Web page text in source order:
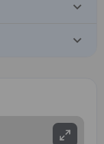
keyboard_arrow_down
keyboard_arrow_down